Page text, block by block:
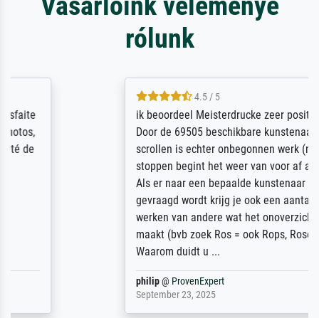
rólunk
4.5 / 5
ik beoordeel Meisterdrucke zeer positief.
Door de 69505 beschikbare kunstenaars
scrollen is echter onbegonnen werk (na
stoppen begint het weer van voor af aan).
Als er naar een bepaalde kunstenaar
gevraagd wordt krijg je ook een aantal
werken van andere wat het onoverzichtelijk
maakt (bvb zoek Ros = ook Rops, Rose etc).
Waarom duidt u ...
ProvenExpert
September 23, 2025